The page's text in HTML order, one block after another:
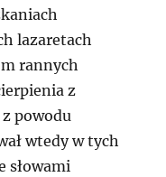
lazaretach
rannych
z
powodu
wtedy w tych
słowami